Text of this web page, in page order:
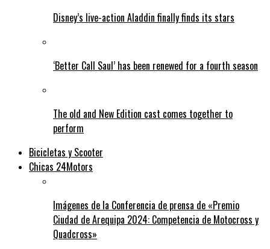
Disney’s live-action Aladdin finally finds its stars
‘Better Call Saul’ has been renewed for a fourth season
The old and New Edition cast comes together to
perform
Bicicletas y Scooter
Chicas 24Motors
Imágenes de la Conferencia de prensa de «Premio
Ciudad de Arequipa 2024: Competencia de Motocross y
Quadcross»